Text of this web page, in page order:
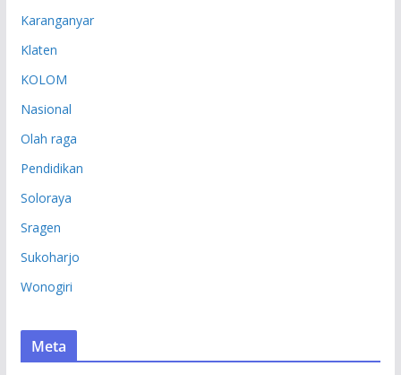
Karanganyar
Klaten
KOLOM
Nasional
Olah raga
Pendidikan
Soloraya
Sragen
Sukoharjo
Wonogiri
Meta